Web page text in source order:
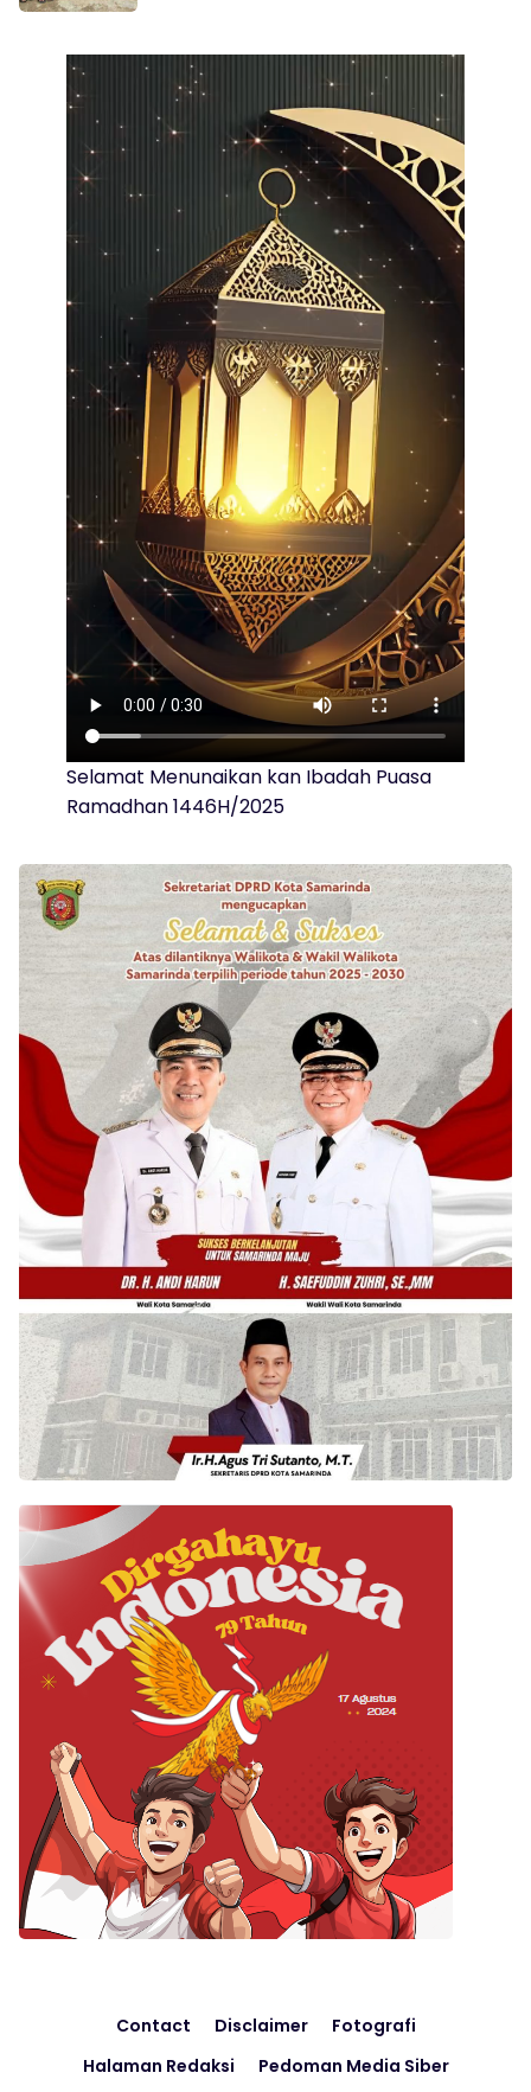
Selamat Menunaikan kan Ibadah Puasa
Ramadhan 1446H/2025
Contact Disclaimer
Fotografi
Halaman Redaksi
Pedoman Media Siber